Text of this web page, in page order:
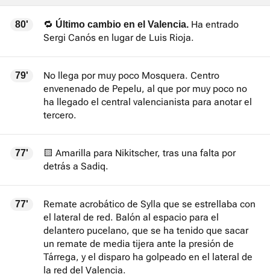
80' 🔁 Último cambio en el Valencia. Ha entrado
Sergi Canós en lugar de Luis Rioja.
79'
No llega por muy poco Mosquera. Centro
envenenado de Pepelu, al que por muy poco no
ha llegado el central valencianista para anotar el
tercero.
77'
🟨 Amarilla para Nikitscher, tras una falta por
detrás a Sadiq.
77'
Remate acrobático de Sylla que se estrellaba con
el lateral de red. Balón al espacio para el
delantero pucelano, que se ha tenido que sacar
un remate de media tijera ante la presión de
Tárrega, y el disparo ha golpeado en el lateral de
la red del Valencia.